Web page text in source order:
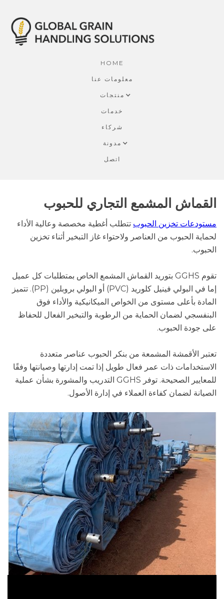
HOME
معلومات عنا
منتجات
خدمات
شركاء
مدونة
اتصل
القماش المشمع التجاري للحبوب
مستودعات تخزين الحبوب تتطلب أغطية مخصصة وعالية الأداء
لحماية الحبوب من العناصر ولاحتواء غاز التبخير أثناء تخزين
الحبوب.
تقوم GGHS بتوريد القماش المشمع الخاص بمتطلبات كل عميل
إما في البولي فينيل كلوريد (PVC) أو البولي بروبلين (PP). تتميز
المادة بأعلى مستوى من الخواص الميكانيكية والأداء فوق
البنفسجي لضمان الحماية من الرطوبة والتبخير الفعال للحفاظ
على جودة الحبوب.
تعتبر الأقمشة المشمعة من بنكر الحبوب عناصر متعددة
الاستخدامات ذات عمر فعال طويل إذا تمت إدارتها وصيانتها وفقًا
للمعايير الصحيحة. توفر GGHS التدريب والمشورة بشأن عملية
الصيانة لضمان كفاءة العملاء في إدارة الأصول.